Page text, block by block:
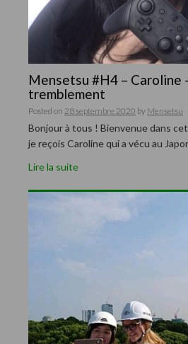
Mensetsu #H4 – Caroline
tremblement
Posted on 28 septembre 2020 by Mensetsu
Bonjour à tous ! Bienvenue dans
je reçois Caroline qui a vécu au
Lire la suite